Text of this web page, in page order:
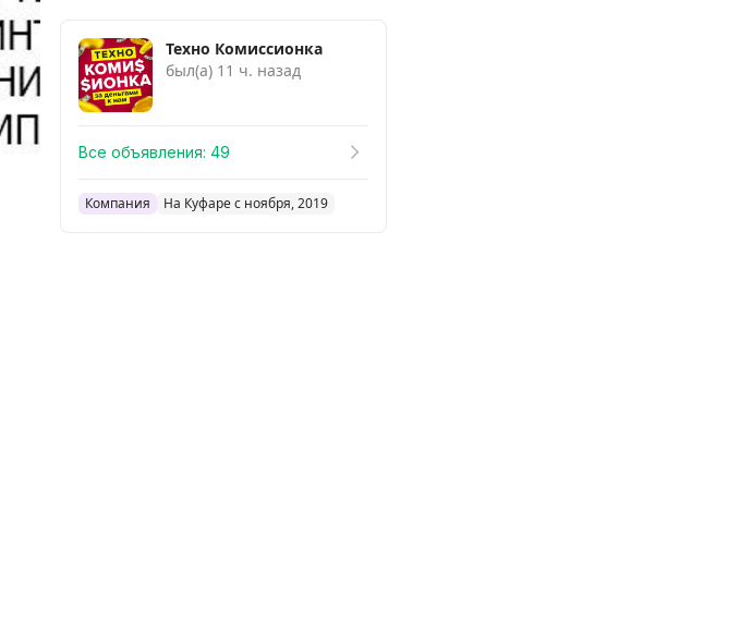
Техно Комиссионка
был(а) 11 ч. назад
Все объявления: 49
Компания На Куфаре с ноября, 2019